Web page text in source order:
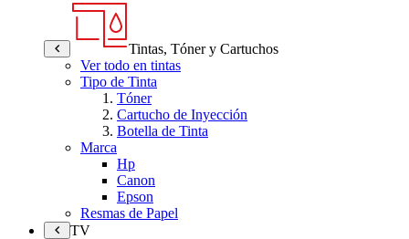
Tintas, Tóner y Cartuchos
Ver todo en tintas
Tipo de Tinta
Tóner
Cartucho de Inyección
Botella de Tinta
Marca
Hp
Canon
Epson
Resmas de Papel
TV